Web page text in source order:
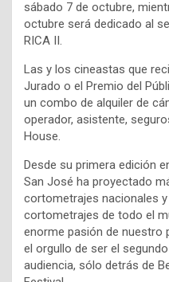
sábado 7 de octubre,
octubre será dedicado al
RICA II.
Las y los cineastas que
Jurado o el Premio del
un combo de alquiler de
operador, asistente,
House.
Desde su primera edición
San José ha proyectado
cortometrajes nacionales
cortometrajes de todo el
enorme pasión de nuestro
el orgullo de ser el
audiencia, sólo detrás de